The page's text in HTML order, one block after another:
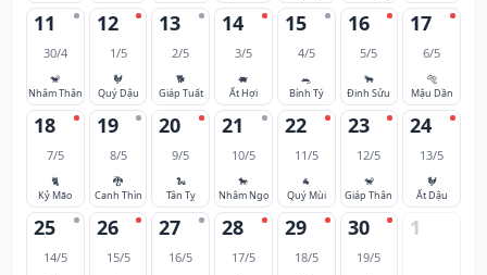
11
30/4
🐒
Nhâm Thân
12
1/5
🐓
Quý Dậu
13
2/5
🐕
Giáp Tuất
14
3/5
🐖
Ất Hợi
15
4/5
🐀
Bính Tý
16
5/5
🐂
Đinh Sửu
17
6/5
🐅
Mậu Dần
18
7/5
🐈
Kỷ Mão
19
8/5
🐉
Canh Thìn
20
9/5
🐍
Tân Tỵ
21
10/5
🐎
Nhâm Ngọ
22
11/5
🐐
Quý Mùi
23
12/5
🐒
Giáp Thân
24
13/5
🐓
Ất Dậu
25
14/5
26
15/5
27
16/5
28
17/5
29
18/5
30
19/5
1